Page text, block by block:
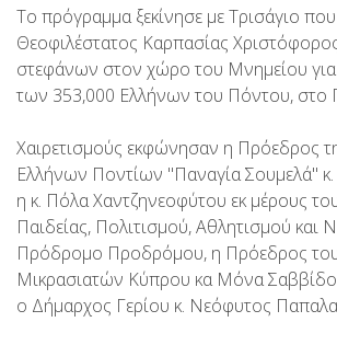
Το πρόγραμμα ξεκίνησε με Τρισάγιο
Θεοφιλέστατος Καρπασίας
στεφάνων στον χώρο του Μνημείου για
των 353,000 Ελλήνων του Πόντου, στο
Χαιρετισμούς εκφώνησαν η Πρόεδρος
Ελλήνων Ποντίων "Παναγία Σουμελά" κ.
η κ. Πόλα Χαντζηνεοφύτου εκ μέρους
Παιδείας, Πολιτισμού, Αθλητισμού και
Πρόδρομο Προδρόμου, η Πρόεδρος
Μικρασιατών Κύπρου κα Μόνα
ο Δήμαρχος Γερίου κ. Νεόφυτος